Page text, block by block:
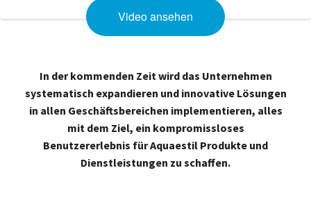
Video ansehen
In der kommenden Zeit wird das Unternehmen
systematisch expandieren und innovative Lösungen
in allen Geschäftsbereichen implementieren, alles
mit dem Ziel, ein kompromissloses
Benutzererlebnis für Aquaestil Produkte und
Dienstleistungen zu schaffen.